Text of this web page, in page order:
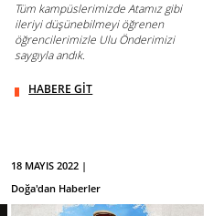
Tüm kampüslerimizde Atamız gibi
ileriyi düşünebilmeyi öğrenen
öğrencilerimizle Ulu Önderimizi
saygıyla andık.
HABERE GİT
18 MAYIS 2022 |
Doğa'dan Haberler